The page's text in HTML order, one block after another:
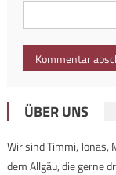
ÜBER UNS
Wir sind Timmi, Jonas,
dem Allgäu, die gerne